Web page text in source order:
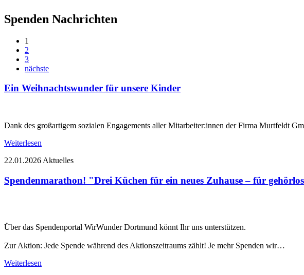
Spenden Nachrichten
1
2
3
nächste
Ein Weihnachtswunder für unsere Kinder
Dank des großartigem sozialen Engagements aller Mitarbeiter:innen der Firma
Weiterlesen
22.01.2026 Aktuelles
Spendenmarathon! "Drei Küchen für ein neues Zuhause – für
Über das Spendenportal WirWunder Dortmund könnt Ihr uns unterstützen.
Zur Aktion: Jede Spende während des Aktionszeitraums zählt! Je mehr Spenden wir…
Weiterlesen